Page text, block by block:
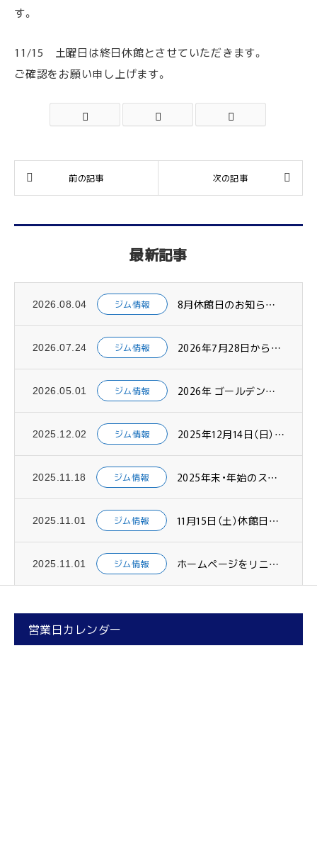
す。
11/15 土曜日は終日休館とさせていただきます。
ご確認をお願い申し上げます。
最新記事
2026.08.04 ジム情報 8月休館日のお知らせ（2026年）
2026.07.24 ジム情報 2026年7月28日から一部のスケジュールが変更になります。
2026.05.01 ジム情報 2026年 ゴールデンウィークの予定です
2025.12.02 ジム情報 2025年12月14日（日）からスケジュールが変更になります
2025.11.18 ジム情報 2025年末・年始のスケジュール・休館日のお知らせ
2025.11.01 ジム情報 11月15日（土）休館日のお知らせ
2025.11.01 ジム情報 ホームページをリニューアルしました
営業日カレンダー